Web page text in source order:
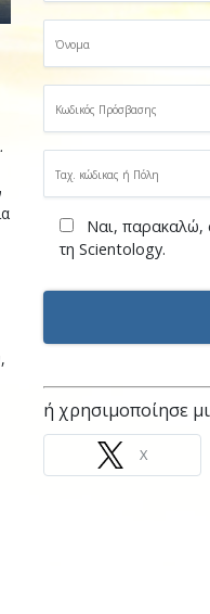
Ναι, παρακαλώ,
τη Scientology.
ή χρησιμοποίησε
X